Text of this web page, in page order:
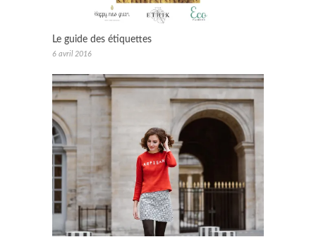
Le guide des étiquettes
6 avril 2016